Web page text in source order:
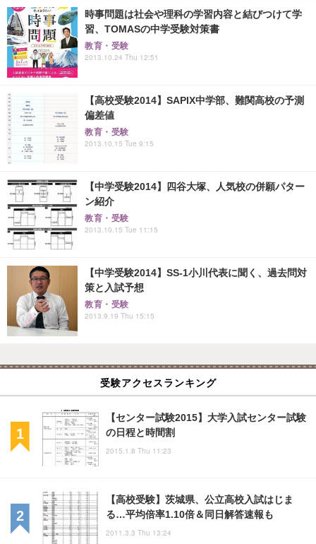
時事問題は社会や理科の学習内容と結びつけて学
習、TOMASの中学受験対策書
教育・受験
2013.10.24 Thu 12:51
【高校受験2014】SAPIX中学部、難関高校の予測
偏差値
教育・受験
2013.10.15 Tue 9:15
【中学受験2014】四谷大塚、人気校の併願パター
ン紹介
教育・受験
2013.10.15 Tue 11:15
【中学受験2014】SS-1小川代表に聞く、過去問対
策と入試予想
教育・受験
2013.9.19 Thu 15:15
受験アクセスランキング
【センター試験2015】大学入試センター試験
の日程と時間割
2015.1.8 Thu 11:23
【高校受験】茨城県、公立高校入試はじま
る…平均倍率1.10倍＆同日解答速報も
2011.3.3 Thu 13:24